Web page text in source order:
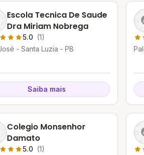
Escola Tecnica De Saude
Dra Miriam Nobrega
5.0 (1)
- Santa Luzia - PB
Saiba mais
Colegio Monsenhor
Damato
5.0 (1)